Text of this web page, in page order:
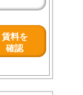
賃料を
確認